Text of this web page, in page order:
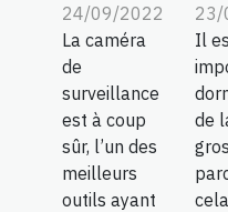
24/09/2022
La caméra
de
surveillance
est à coup
sûr, l’un des
meilleurs
outils ayant
23/
Il
de